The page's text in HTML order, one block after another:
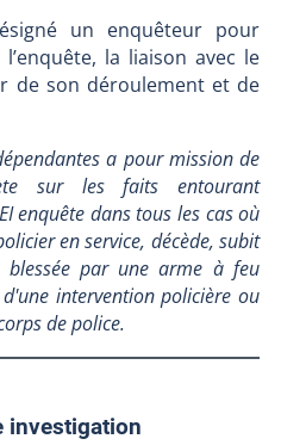
un enquêteur pour
la liaison avec le
de son déroulement et de
a pour mission de
sur les faits entourant
enquête dans tous les cas où
en service, décède, subit
blessée par une arme à feu
intervention policière ou
de police.
investigation